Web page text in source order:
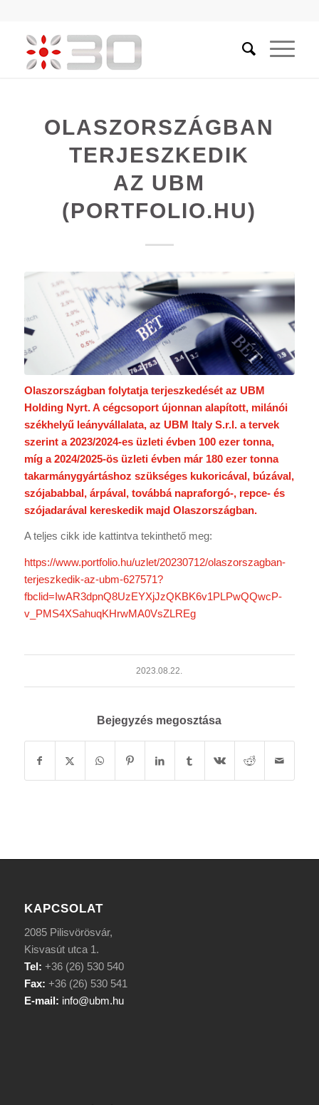
OLASZORSZÁGBAN
TERJESZKEDIK
AZ UBM
(PORTFOLIO.HU)
Olaszországban folytatja terjeszkedését az UBM
Holding Nyrt. A cégcsoport újonnan alapított, milánói
székhelyű leányvállalata, az UBM Italy S.r.l. a tervek
szerint a 2023/2024-es üzleti évben 100 ezer tonna,
míg a 2024/2025-ös üzleti évben már 180 ezer tonna
takarmánygyártáshoz szükséges kukoricával, búzával,
szójababbal, árpával, továbbá napraforgó-, repce- és
szójadarával kereskedik majd Olaszországban.
A teljes cikk ide kattintva tekinthető meg:
https://www.portfolio.hu/uzlet/20230712/olaszorszagban-
terjeszkedik-az-ubm-627571?
fbclid=IwAR3dpnQ8UzEYXjJzQKBK6v1PLPwQQwcP-
v_PMS4XSahuqKHrwMA0VsZLREg
2023.08.22.
Bejegyzés megosztása
KAPCSOLAT
2085 Pilisvörösvár,
Kisvasút utca 1.
Tel: +36 (26) 530 540
Fax: +36 (26) 530 541
E-mail: info@ubm.hu